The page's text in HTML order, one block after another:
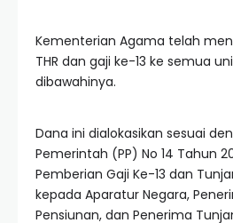
Kementerian Agama telah
THR dan gaji ke-13 ke semua
dibawahinya.
Dana ini dialokasikan sesuai
Pemerintah (PP) No 14 Tahun
Pemberian Gaji Ke-13 dan
kepada Aparatur Negara,
Pensiunan, dan Penerima